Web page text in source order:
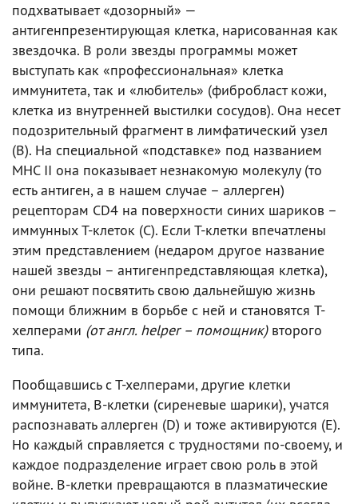
подхватывает «дозорный» —
антигенпрезентирующая клетка, нарисованная как
звездочка. В роли звезды программы может
выступать как «профессиональная» клетка
иммунитета, так и «любитель» (фибробласт кожи,
клетка из внутренней выстилки сосудов). Она несет
подозрительный фрагмент в лимфатический узел
(B). На специальной «подставке» под названием
MHC II она показывает незнакомую молекулу (то
есть антиген, а в нашем случае – аллерген)
рецепторам CD4 на поверхности синих шариков –
иммунных Т-клеток (С). Если Т-клетки впечатлены
этим представлением (недаром другое название
нашей звезды – антигенпредставляющая клетка),
они решают посвятить свою дальнейшую жизнь
помощи ближним в борьбе с ней и становятся T-
хелперами (от англ. helper – помощник)второго
типа.
Пообщавшись с Т-хелперами, другие клетки
иммунитета, В-клетки (сиреневые шарики), учатся
распознавать аллерген (D) и тоже активируются (E).
Но каждый справляется с трудностями по-своему, и
каждое подразделение играет свою роль в этой
войне. B-клетки превращаются в плазматические